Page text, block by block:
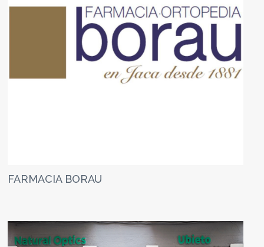
FARMACIA BORAU